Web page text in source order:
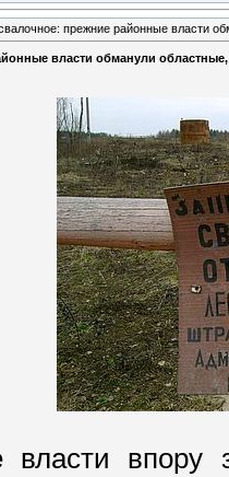
прежние районные власти
власти обманули
впору